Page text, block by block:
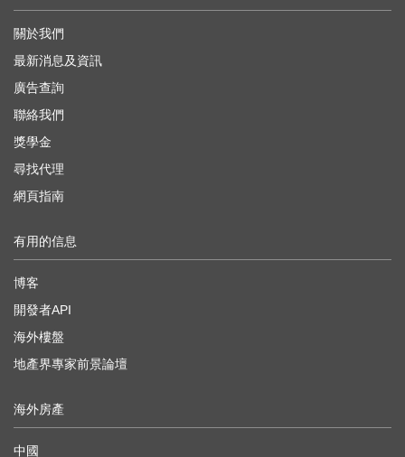
關於我們
最新消息及資訊
廣告查詢
聯絡我們
獎學金
尋找代理
網頁指南
有用的信息
博客
開發者API
海外樓盤
地產界專家前景論壇
海外房產
中國